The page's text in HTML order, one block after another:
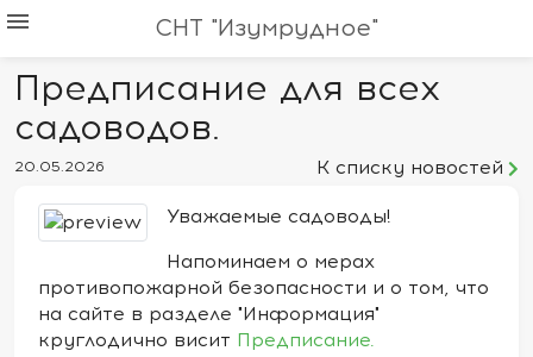
menu СНТ "Изумрудное"
Предписание для всех
садоводов.
20.05.2026
К списку новостей
Уважаемые садоводы!
Напоминаем о мерах
противопожарной безопасности и о том, что
на сайте в разделе "Информация"
круглодично висит Предписание.